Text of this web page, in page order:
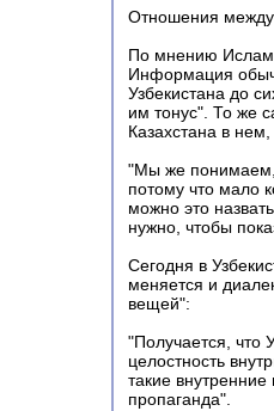
Отношения
По мнению
Информация
Узбекистана до
им тонус". То же
Казахстана в
"Мы же понимаем,
потому что мало
можно это
нужно, чтобы
Сегодня в
меняется и
вещей":
"Получается, что
целостность
такие
пропаганда".